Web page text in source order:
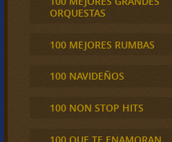
ORQUESTAS
100 MEJORES RUMBAS
100 NAVIDEÑOS
100 NON STOP HITS